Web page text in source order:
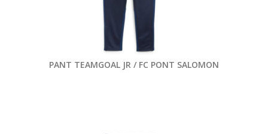
PANT TEAMGOAL JR / FC PONT SALOMON